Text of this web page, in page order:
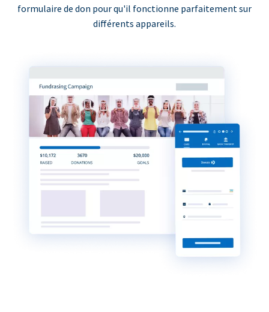
formulaire de don pour qu'il fonctionne parfaitement sur
différents appareils.